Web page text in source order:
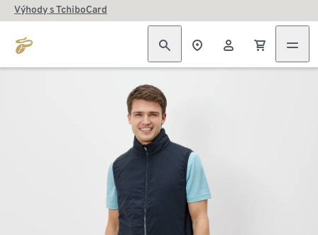
Výhody s TchiboCard